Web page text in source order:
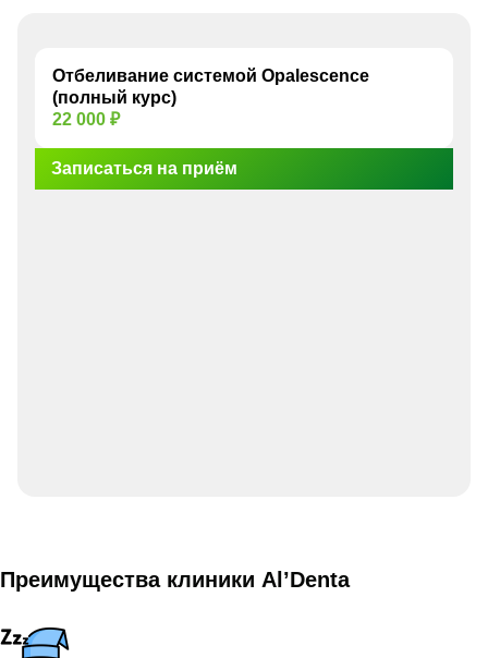
Отбеливание системой Opalescence
(полный курс)
22 000 ₽
Записаться на приём
Преимущества клиники Al’Denta